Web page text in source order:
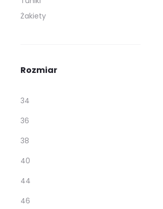
Żakiety
Rozmiar
34
36
38
40
44
46